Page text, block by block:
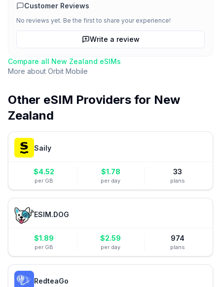
Customer Reviews
No reviews yet. Be the first to share your experience!
Write a review
Compare all New Zealand eSIMs
More about Orbit Mobile
Other eSIM Providers for New
Zealand
Saily
$4.52
per GB
$1.78
per day
33
plans
ESIM.DOG
$1.89
per GB
$2.59
per day
974
plans
RedteaGo